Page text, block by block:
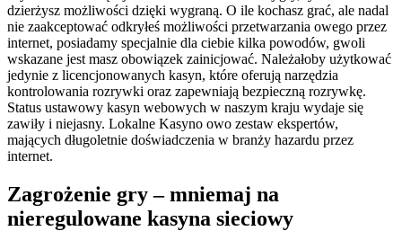
dzierżysz możliwości dzięki wygraną. O ile kochasz grać, ale nadal
nie zaakceptować odkryłeś możliwości przetwarzania owego przez
internet, posiadamy specjalnie dla ciebie kilka powodów, gwoli
wskazane jest masz obowiązek zainicjować. Należałoby użytkować
jedynie z licencjonowanych kasyn, które oferują narzędzia
kontrolowania rozrywki oraz zapewniają bezpieczną rozrywkę.
Status ustawowy kasyn webowych w naszym kraju wydaje się
zawiły i niejasny. Lokalne Kasyno owo zestaw ekspertów,
mających długoletnie doświadczenia w branży hazardu przez
internet.
Zagrożenie gry – mniemaj na
nieregulowane kasyna sieciowy